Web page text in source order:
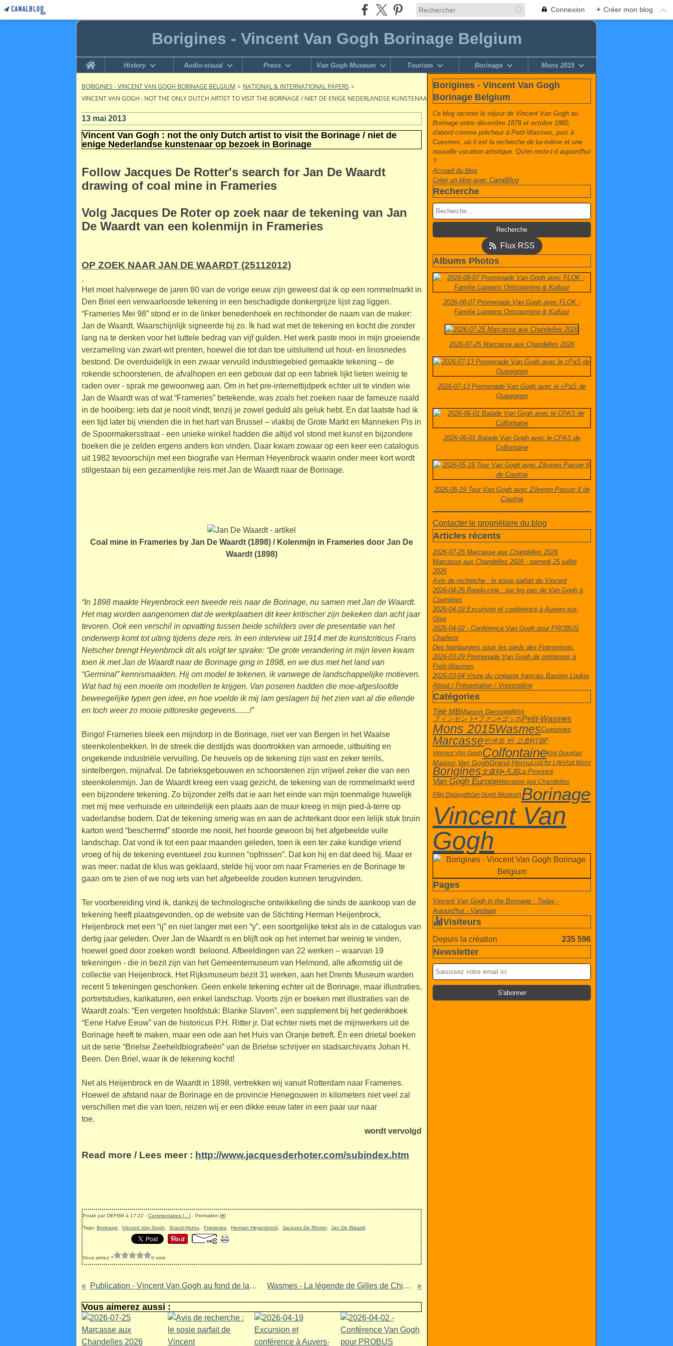
Connexion + Créer mon blog
Borigines - Vincent Van Gogh Borinage Belgium
Home
History Audio-visual Press Van Gogh Museum Tourism Borinage Mons 2015
BORIGINES - VINCENT VAN GOGH BORINAGE BELGIUM > NATIONAL & INTERNATIONAL PAPERS >
VINCENT VAN GOGH : NOT THE ONLY DUTCH ARTIST TO VISIT THE BORINAGE / NIET DE ENIGE NEDERLANDSE KUNSTENAAR OP BEZOEK IN BORINAGE
13 mai 2013
Vincent Van Gogh : not the only Dutch artist to visit the Borinage / niet de
enige Nederlandse kunstenaar op bezoek in Borinage
Follow Jacques De Rotter's search for Jan De Waardt
drawing of coal mine in Frameries
Volg Jacques De Roter op zoek naar de tekening van Jan
De Waardt van een kolenmijn in Frameries
OP ZOEK NAAR JAN DE WAARDT (25112012)
Het moet halverwege de jaren 80 van de vorige eeuw zijn geweest dat ik op een rommelmarkt in
Den Briel een verwaarloosde tekening in een beschadigde donkergrijze lijst zag liggen.
“Frameries Mei 98” stond er in de linker benedenhoek en rechtsonder de naam van de maker:
Jan de Waardt. Waarschijnlijk signeerde hij zo. Ik had wat met de tekening en kocht die zonder
lang na te denken voor het luttele bedrag van vijf gulden. Het werk paste mooi in mijn groeiende
verzameling van zwart-wit prenten, hoewel die tot dan toe uitsluitend uit hout- en linosnedes
bestond. De overduidelijk in een zwaar vervuild industriegebied gemaakte tekening – de
rokende schoorstenen, de afvalhopen en een gebouw dat op een fabriek lijkt lieten weinig te
raden over - sprak me gewoonweg aan. Om in het pre-internettijdperk echter uit te vinden wie
Jan de Waardt was of wat “Frameries” betekende, was zoals het zoeken naar de fameuze naald
in de hooiberg: iets dat je nooit vindt, tenzij je zowel geduld als geluk hebt. En dat laatste had ik
een tijd later bij vrienden die in het hart van Brussel – vlakbij de Grote Markt en Manneken Pis in
de Spoormakersstraat - een unieke winkel hadden die altijd vol stond met kunst en bijzondere
boeken die je zelden ergens anders kon vinden. Daar kwam zowaar op een keer een catalogus
uit 1982 tevoorschijn met een biografie van Herman Heyenbrock waarin onder meer kort wordt
stilgestaan bij een gezamenlijke reis met Jan de Waardt naar de Borinage.
Coal mine in Frameries by Jan De Waardt (1898) / Kolenmijn in Frameries door Jan De
Waardt (1898)
“In 1898 maakte Heyenbrock een tweede reis naar de Borinage, nu samen met Jan de Waardt.
Het mag worden aangenomen dat de werkplaatsen dit keer kritischer zijn bekeken dan acht jaar
tevoren. Ook een verschil in opvatting tussen beide schilders over de presentatie van het
onderwerp komt tot uiting tijdens deze reis. In een interview uit 1914 met de kunstcriticus Frans
Netscher brengt Heyenbrock dit als volgt ter sprake: “De grote verandering in mijn leven kwam
toen ik met Jan de Waardt naar de Borinage ging in 1898, en we dus met het land van
“Germinal” kennismaakten. Hij om model te tekenen, ik vanwege de landschappelijke motieven.
Wat had hij een moeite om modellen te krijgen. Van poseren hadden die moe-afgesloofde
beweegelijke typen gen idee, en hoe voelde ik mij lam geslagen bij het zien van al die ellende
en toch weer zo mooie pittoreske gegevens.......!”
Bingo! Frameries bleek een mijndorp in de Borinage, niet ver van Bergen in het Waalse
steenkolenbekken. In de streek die destijds was doortrokken van armoede, uitbuiting en
ongekende industriële vervuiling. De heuvels op de tekening zijn vast en zeker terrils,
sintelbergen, mijnafval. De fabrieksgebouwen en schoorstenen zijn vrijwel zeker die van een
steenkolenmijn. Jan de Waardt kreeg een vaag gezicht, de tekening van de rommelmarkt werd
een bijzondere tekening. Zo bijzonder zelfs dat ie aan het einde van mijn toenmalige huwelijk
met mij mee verhuisde en uiteindelijk een plaats aan de muur kreeg in mijn pied-à-terre op
vaderlandse bodem. Dat de tekening smerig was en aan de achterkant door een lelijk stuk bruin
karton werd “beschermd” stoorde me nooit, het hoorde gewoon bij het afgebeelde vuile
landschap. Dat vond ik tot een paar maanden geleden, toen ik een ter zake kundige vriend
vroeg of hij de tekening eventueel zou kunnen “opfrissen”. Dat kon hij en dat deed hij. Maar er
was meer: nadat de klus was geklaard, stelde hij voor om naar Frameries en de Borinage te
gaan om te zien of we nog iets van het afgebeelde zouden kunnen terugvinden.
Ter voorbereiding vind ik, dankzij de technologische ontwikkeling die sinds de aankoop van de
tekening heeft plaatsgevonden, op de website van de Stichting Herman Heijenbrock,
Heijenbrock met een “ij” en niet langer met een “y”, een soortgelijke tekst als in de catalogus van
dertig jaar geleden. Over Jan de Waardt is en blijft ook op het internet bar weinig te vinden,
hoewel goed door zoeken wordt beloond. Afbeeldingen van 22 werken – waarvan 19
tekeningen - die in bezit zijn van het Gemeentemuseum van Helmond, alle afkomstig uit de
collectie van Heijenbrock. Het Rijksmuseum bezit 31 werken, aan het Drents Museum warden
recent 5 tekeningen geschonken. Geen enkele tekening echter uit de Borinage, maar illustraties,
portretstudies, karikaturen, een enkel landschap. Voorts zijn er boeken met illustraties van de
Waardt zoals: “Een vergeten hoofdstuk: Blanke Slaven”, een supplement bij het gedenkboek
“Eene Halve Eeuw” van de historicus P.H. Ritter jr. Dat echter niets met de mijnwerkers uit de
Borinage heeft te maken, maar een ode aan het Huis van Oranje betreft. Én een drietal boeken
uit de serie “Brielse Zeeheldbiografieën” van de Brielse schrijver en stadsarchivaris Johan H.
Been. Den Briel, waar ik de tekening kocht!
Net als Heijenbrock en de Waardt in 1898, vertrekken wij vanuit Rotterdam naar Frameries.
Hoewel de afstand naar de Borinage en de provincie Henegouwen in kilometers niet veel zal
verschillen met die van toen, reizen wij er een dikke eeuw later in een paar uur naar
toe.
wordt vervolgd
Read more / Lees meer : http://www.jacquesderhoter.com/subindex.htm
Posté par DEFI66 à 17:22 - Commentaires [ ] - Permalien [#]
Tags: Borinage Vincent Van Gogh Grand-Hornu Frameries Herman Heyenbrock Jacques De Rhoter, Jan De Waardt
Vous aimez ? 0 vote
Publication - Vincent Van Gogh au fond de la mine - Bruno Vouters Wasmes - La légende de Gilles de Chin et de la Pucelette
Vous aimerez aussi :
Borigines - Vincent Van Gogh
Borinage Belgium
Ce blog raconte le séjour de Vincent Van Gogh au
Borinage entre décembre 1878 et octobre 1880,
d'abord comme prêcheur à Petit-Wasmes, puis à
Cuesmes, où il est la recherche de lui-même et une
nouvelle vocation artistique. Qu'en reste-t-il aujourd'hui
?
Accueil du blog
Créer un blog avec CanalBlog
Recherche
Flux RSS
Albums Photos
2026-08-07 Promenade Van Gogh avec FLOK -
Familie Luppens Ontspanning & Kultuur
2026-07-25 Marcasse aux Chandelles 2026
2026-07-13 Promenade Van Gogh avec le cPaS de
Quaregnon
2026-06-01 Balade Van Gogh avec le CPAS de
Colfontaine
2026-05-19 Tour Van Gogh avec Zilveren Passer 9 de
Courtrai
Contacter le propriétaire du blog
Articles récents
2026-07-25 Marcasse aux Chandelles 2026
Marcasse aux Chandelles 2026 - samedi 25 juillet
2026
Avis de recherche : le sosie parfait de Vincent
2026-04-25 Rando-ciné : sur les pas de Van Gogh à
Courrières
2026-04-19 Excursion et conférence à Auvers-sur-
Oise
2026-04-02 - Conférence Van Gogh pour PROBUS
Charleroi
Des hamburgers sous les pieds des Framerisois.
2026-03-29 Promenade Van Gogh de printemps à
Petit-Wasmes
2026-03-04 Visite du cinéaste français Bastien Loukia
About / Présentation / Voorstelling
Catégories
Télé MBMaison Deniswalking
フィンセント•ファン•ゴッホPetit-Wasmes
Mons 2015WasmesCuesmes
Marcasse빈센트 반 고흐RTBF
Vincent VAn GoghColfontaineKirk Douglas
Maison Van GoghGrand-HornuLust for LifeVisit Mons
Borigines文森特•凡高La Province
Van Gogh EuropeMarcasse aux Chandelles
Filip DepuydtVan Gogh MuseumBorinage
Vincent Van
Gogh
Pages
Vincent Van Gogh in the Borinage : Today -
Aujourd'hui - Vandaag
Visiteurs
Depuis la création 235 596
Newsletter